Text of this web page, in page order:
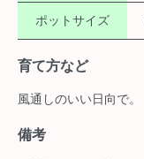
ポットサイズ
育て方など
風通しのいい日向で。
備考